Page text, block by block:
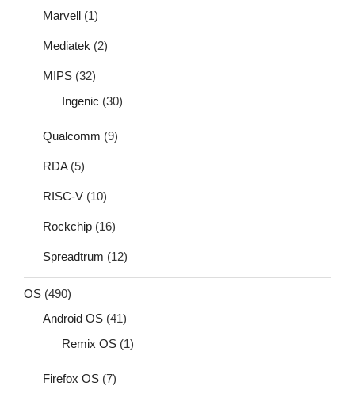
Marvell (1)
Mediatek (2)
MIPS (32)
Ingenic (30)
Qualcomm (9)
RDA(5)
RISC-V (10)
Rockchip (16)
Spreadtrum (12)
OS (490)
Android OS (41)
Remix OS (1)
Firefox OS (7)